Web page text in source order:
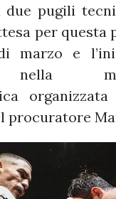
due pugili
per questa
marzo e
procuratore